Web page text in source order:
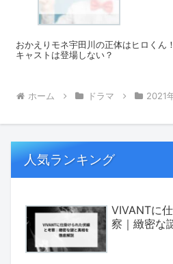
おかえりモネ宇田川の正体はヒロくん！
キャストは登場しない？
ホーム ドラマ 2021
人気ランキング
VIVANTに
察｜緻密な